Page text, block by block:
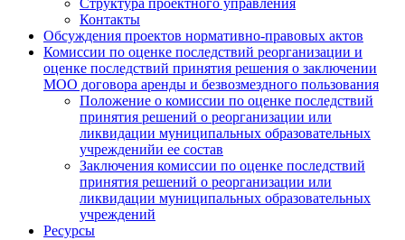
Структура проектного управления
Контакты
Обсуждения проектов нормативно-правовых актов
Комиссии по оценке последствий реорганизации и
оценке последствий принятия решения о заключении
МОО договора аренды и безвозмездного пользования
Положение о комиссии по оценке последствий
принятия решений о реорганизации или
ликвидации муниципальных образовательных
учрежденийи ее состав
Заключения комиссии по оценке последствий
принятия решений о реорганизации или
ликвидации муниципальных образовательных
учреждений
Ресурсы